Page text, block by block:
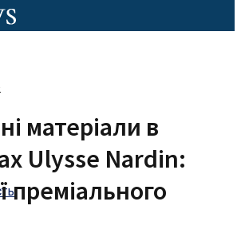
матеріали в
Ulysse Nardin:
преміального